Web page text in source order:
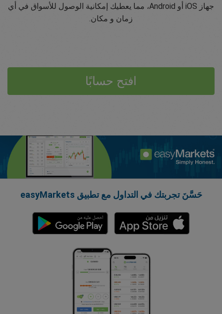
جهاز iOS أو Android، مما يعطيك إمكانية الوصول للأسواق في أي
زمان و مكان.
افتح حسابًا
حَسَّنَ تجربتك في التداول مع تطبيق easyMarkets